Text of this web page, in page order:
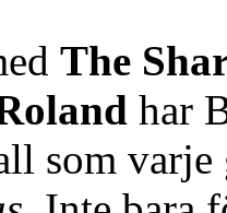
The
har
som